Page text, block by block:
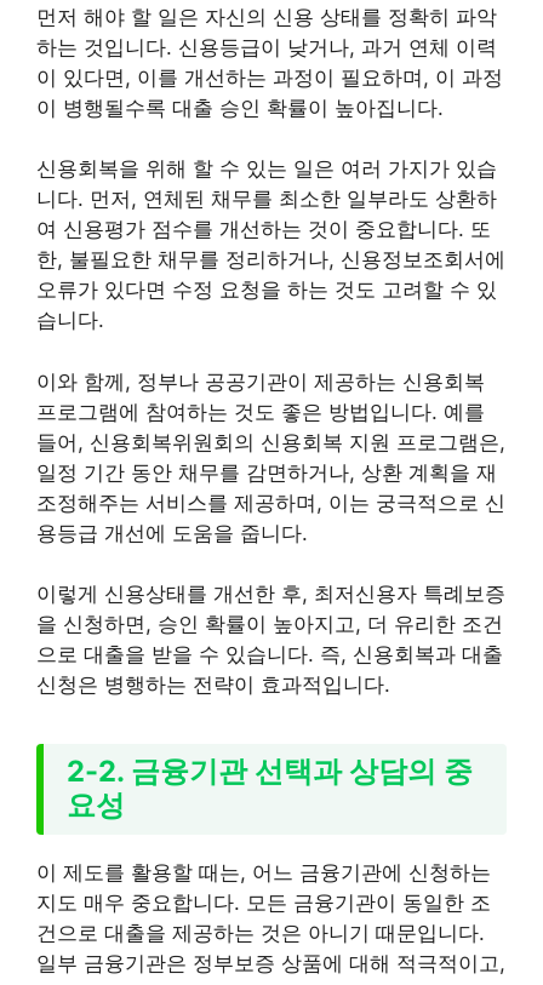
먼저 해야 할 일은 자신의 신용 상태를 정확히 파악
하는 것입니다. 신용등급이 낮거나, 과거 연체 이력
이 있다면, 이를 개선하는 과정이 필요하며, 이 과정
이 병행될수록 대출 승인 확률이 높아집니다.
신용회복을 위해 할 수 있는 일은 여러 가지가 있습
니다. 먼저, 연체된 채무를 최소한 일부라도 상환하
여 신용평가 점수를 개선하는 것이 중요합니다. 또
한, 불필요한 채무를 정리하거나, 신용정보조회서에
오류가 있다면 수정 요청을 하는 것도 고려할 수 있
습니다.
이와 함께, 정부나 공공기관이 제공하는 신용회복
프로그램에 참여하는 것도 좋은 방법입니다. 예를
들어, 신용회복위원회의 신용회복 지원 프로그램은,
일정 기간 동안 채무를 감면하거나, 상환 계획을 재
조정해주는 서비스를 제공하며, 이는 궁극적으로 신
용등급 개선에 도움을 줍니다.
이렇게 신용상태를 개선한 후, 최저신용자 특례보증
을 신청하면, 승인 확률이 높아지고, 더 유리한 조건
으로 대출을 받을 수 있습니다. 즉, 신용회복과 대출
신청은 병행하는 전략이 효과적입니다.
2-2. 금융기관 선택과 상담의 중
요성
이 제도를 활용할 때는, 어느 금융기관에 신청하는
지도 매우 중요합니다. 모든 금융기관이 동일한 조
건으로 대출을 제공하는 것은 아니기 때문입니다.
일부 금융기관은 정부보증 상품에 대해 적극적이고,